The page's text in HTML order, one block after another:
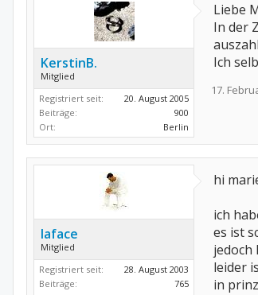
KerstinB.
Mitglied
Registriert seit:
20. August 2005
Beiträge:
900
Ort:
Berlin
Liebe
In der
Ich
17.
laface
Mitglied
Registriert seit:
28. August 2003
Beiträge:
765
hi
ich
es ist
jedoch
leider
in